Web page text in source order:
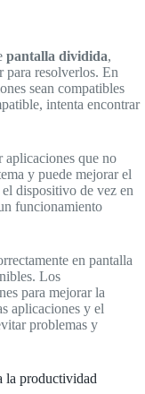
pantalla dividida,
para resolverlos. En
sean compatibles
intenta encontrar
aplicaciones que no
y puede mejorar el
dispositivo de vez en
funcionamiento
en pantalla
Los
para mejorar la
aplicaciones y el
problemas y
la productividad